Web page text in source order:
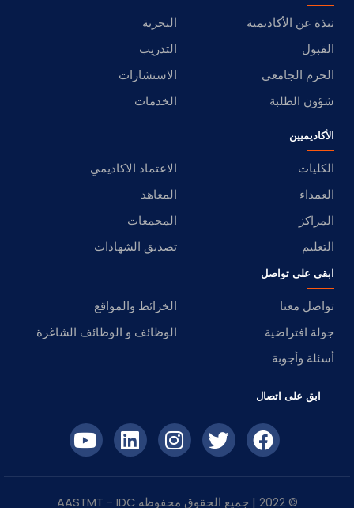
نبذة عن الأكاديمية
البحرية
القبول
التدريب
الحرم الجامعي
الاستشارات
شؤون الطلبة
الخدمات
الأكاديميين
الكليات
الاعتماد الاكاديمي
العمداء
المعاهد
المراكز
المجمعات
التعليم
تصديق الشهادات
ابقى على تواصل
تواصل معنا
الخرائط والمواقع
جولة افتراضية
الوظائف و الوظائف الشاغرة
أسئلة وأجوبة
ابق على اتصال
© 2022 | جميع الحقوق محفوظه IDC
- AASTMT